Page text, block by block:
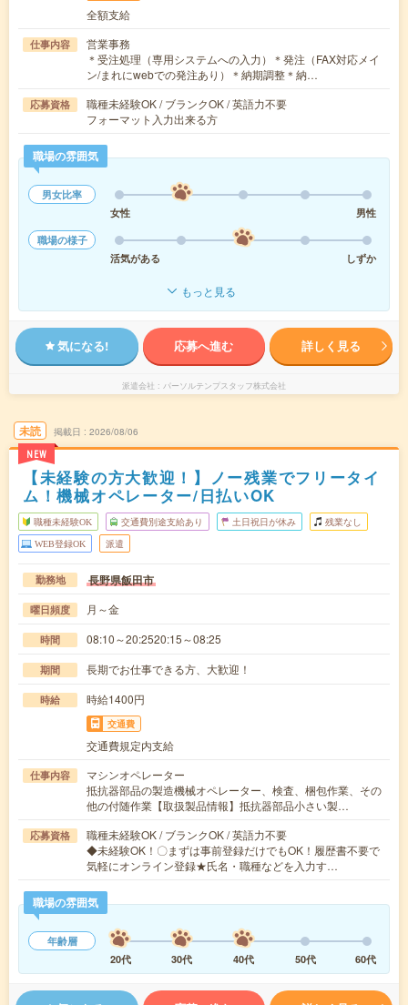
全額支給
仕事内容
営業事務
＊受注処理（専用システムへの入力）＊発注（FAX対応メイ
ン/まれにwebでの発注あり）＊納期調整＊納…
応募資格
職種未経験OK / ブランクOK / 英語力不要
フォーマット入力出来る方
職場の雰囲気
男女比率
女性
男性
職場の様子
活気がある
しずか
もっと見る
気になる! 応募へ進む 詳しく見る
派遣会社 パーソルテンプスタッフ株式会社
未読
NEW
掲載日 2026/08/06
【未経験の方大歓迎！】ノー残業でフリータイ
ム！機械オペレーター/日払いOK
職種未経験OK 交通費別途支給あり 土日祝日が休み 残業なし
WEB登録OK 派遣
勤務地 長野県飯田市
曜日頻度 月～金
時間 08:10～20:2520:15～08:25
期間 長期でお仕事できる方、大歓迎！
時給 時給1400円
交通費
交通費規定内支給
仕事内容
マシンオペレーター
抵抗器部品の製造機械オペレーター、検査、梱包作業、その
他の付随作業【取扱製品情報】抵抗器部品小さい製…
応募資格
職種未経験OK / ブランクOK / 英語力不要
◆未経験OK！〇まずは事前登録だけでもOK！履歴書不要で
気軽にオンライン登録★氏名・職種などを入力す…
職場の雰囲気
年齢層
20代
30代 40代 50代 60代